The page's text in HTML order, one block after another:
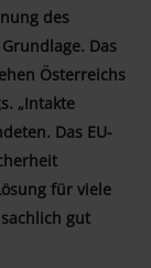
des
Das
Österreichs
„Intakte
Das EU-
für viele
gut